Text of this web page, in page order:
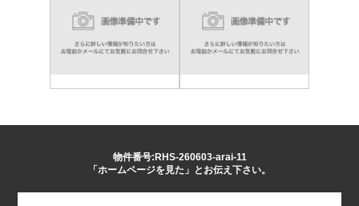
物件番号:RHS-260603-arai-11
「ホームページを見た」とお伝え下さい。